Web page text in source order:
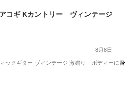
管楽器、笛、ハーモニカ
コギ Kカントリー ヴィンテージ
8月8日
ックギター ヴィンテージ 激鳴り ボディーに目